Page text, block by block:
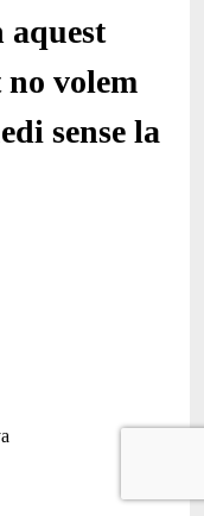
volem
sense la